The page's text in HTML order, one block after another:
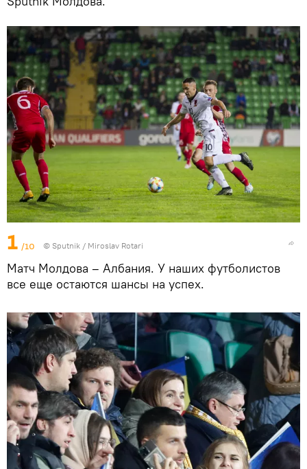
1 /10 © Sputnik / Miroslav Rotari
Матч Молдова – Албания. У наших футболистов
все еще остаются шансы на успех.